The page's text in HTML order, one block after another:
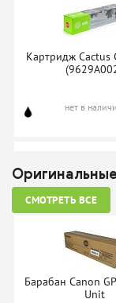
Картридж Cactus
нет в
Барабан Katun
нет в
СМОТРЕТЬ ВСЕ
Барабан Canon
Unit